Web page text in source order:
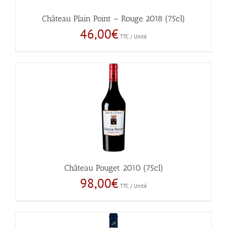
Château Plain Point – Rouge 2018 (75cl)
46,00€ TTC / Unité
Château Pouget 2010 (75cl)
98,00€ TTC / Unité